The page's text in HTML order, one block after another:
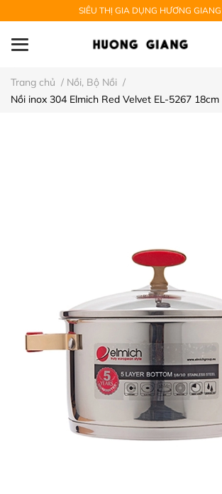
SIÊU THỊ GIA DỤNG HƯƠNG GIANG
Trang chủ / Nồi, Bộ Nồi /
Nồi inox 304 Elmich Red Velvet EL-5267 18cm